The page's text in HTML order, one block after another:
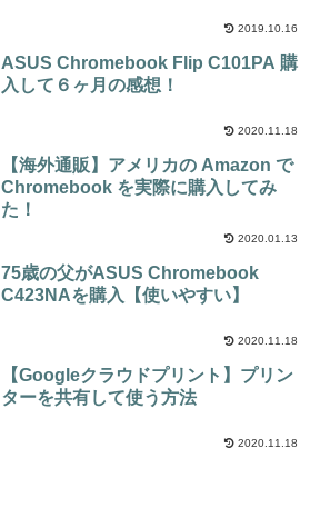
2019.10.16
ASUS Chromebook Flip C101PA 購
入して６ヶ月の感想！
2020.11.18
【海外通販】アメリカの Amazon で
Chromebook を実際に購入してみ
た！
2020.01.13
75歳の父がASUS Chromebook
C423NAを購入【使いやすい】
2020.11.18
【Googleクラウドプリント】プリン
ターを共有して使う方法
2020.11.18